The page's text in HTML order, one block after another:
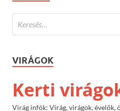
VIRÁGOK
Kerti
Virág infók: Virág, virágok, évelők,